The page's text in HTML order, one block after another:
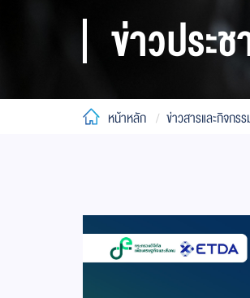
ข่าวประ
หน้าหลัก ข่าวสารและกิจกร